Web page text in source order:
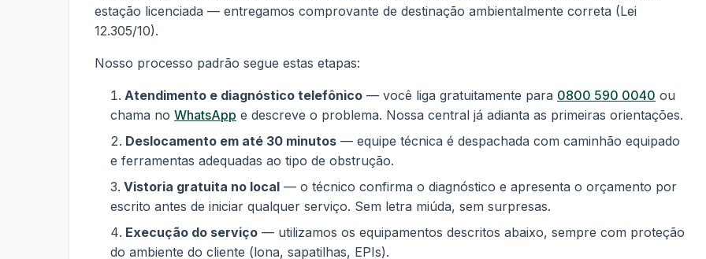
estação licenciada — entregamos comprovante de destinação ambientalmente correta (Lei
12.305/10).
Nosso processo padrão segue estas etapas:
Atendimento e diagnóstico telefônico — você liga gratuitamente para 0800 590 0040 ou
chama no WhatsApp e descreve o problema. Nossa central já adianta as primeiras orientações.
Deslocamento em até 30 minutos — equipe técnica é despachada com caminhão equipado
e ferramentas adequadas ao tipo de obstrução.
Vistoria gratuita no local — o técnico confirma o diagnóstico e apresenta o orçamento por
escrito antes de iniciar qualquer serviço. Sem letra miúda, sem surpresas.
Execução do serviço — utilizamos os equipamentos descritos abaixo, sempre com proteção
do ambiente do cliente (lona, sapatilhas, EPIs).